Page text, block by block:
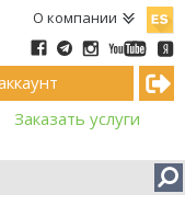
О компании
Заказать услуги